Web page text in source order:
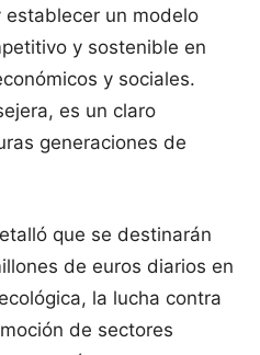
establecer un modelo
y sostenible en
y sociales.
es un claro
generaciones de
que se destinarán
de euros diarios en
la lucha contra
de sectores